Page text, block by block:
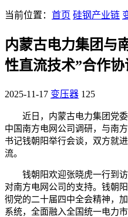
当前位置： 首页 硅钢产业链
内蒙古电力集团与
性直流技术”合作协
2025-11-17 变压器 125
近日，内蒙古电力集团党
中国南方电网公司调研，与南
书记钱朝阳举行会谈，双方就
流。
钱朝阳欢迎张晓虎一行到
对南方电网公司的支持。钱朝
彻党的二十届四中全会精神，
系统，全面融入全国统一电力